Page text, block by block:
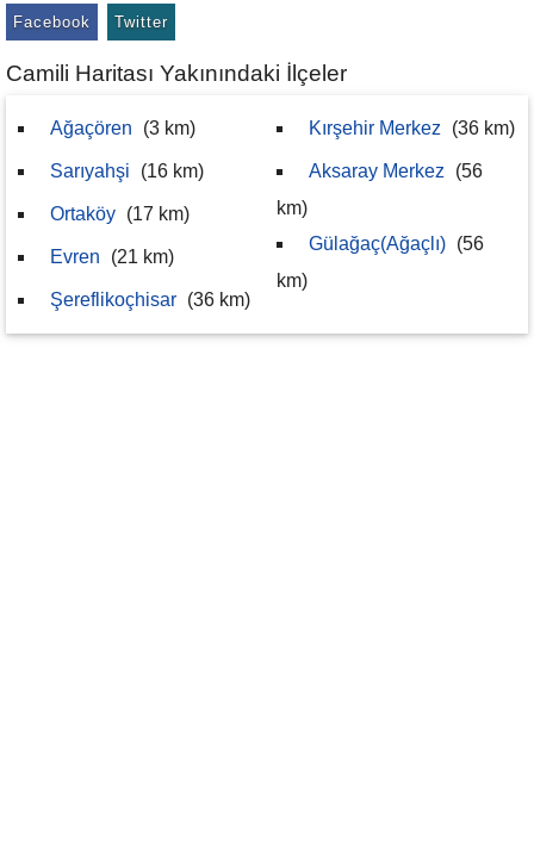
Facebook Twitter
Camili Haritası Yakınındaki İlçeler
Ağaçören (3 km)
Sarıyahşi (16 km)
Ortaköy (17 km)
Evren (21 km)
Şereflikoçhisar (36 km)
Kırşehir Merkez (36 km)
Aksaray Merkez
(56
km)
Gülağaç(Ağaçlı) (56
km)